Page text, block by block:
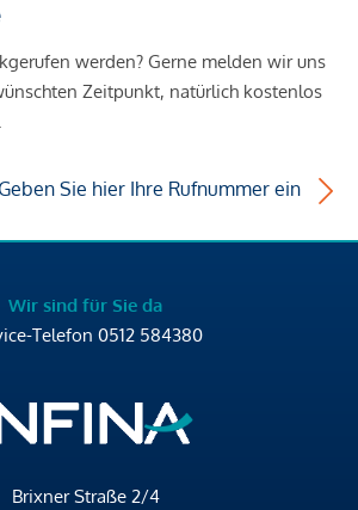
werden? Gerne melden wir uns
Zeitpunkt, natürlich kostenlos
Geben Sie hier Ihre Rufnummer ein
Wir sind für Sie da
Telefon 0512 584380
Brixner Straße 2/4